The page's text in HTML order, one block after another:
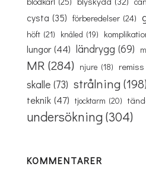
cysta (35) förberedelser (24)
höft (21) knäled (19)
lungor (44) ländrygg (69)
MR (284) njure (18) remiss
skalle (73) strålning (198)
teknik (47) tjocktarm (20)
undersökning(304)
KOMMENTARER